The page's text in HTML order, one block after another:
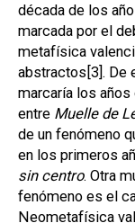
década de los
marcada por el
metafísica
abstractos [3]. De
marcaría los años
entre Muelle de
de un fenómeno
en los primeros
sin centro. Otra
fenómeno es el
Neometafísica